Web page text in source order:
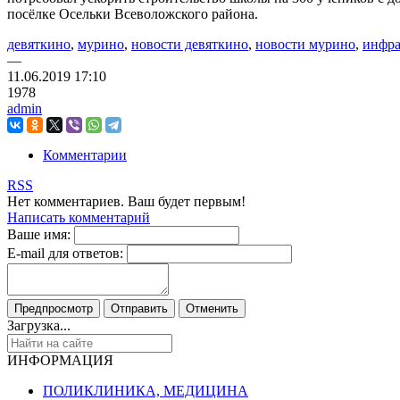
посёлке Осельки Всеволожского района.
девяткино, мурино, новости девяткино, новости мурино,
—
11.06.2019 17:10
1978
admin
Комментарии
RSS
Нет комментариев. Ваш будет первым!
Написать комментарий
Ваше имя:
E-mail для ответов:
Загрузка...
ИНФОРМАЦИЯ
ПОЛИКЛИНИКА, МЕДИЦИНА